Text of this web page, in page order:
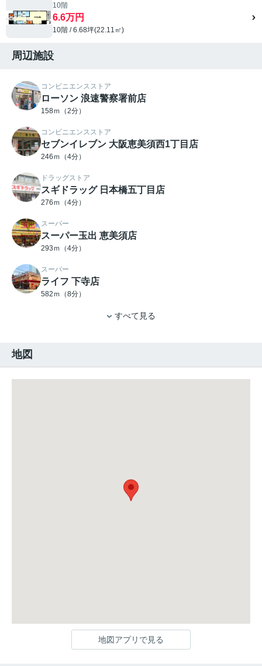
10階
6.6万円
10階 / 6.68坪(22.11㎡)
周辺施設
コンビニエンスストア
ローソン 浪速警察署前店
158ｍ（2分）
コンビニエンスストア
セブンイレブン 大阪恵美須西1丁目店
246ｍ（4分）
ドラッグストア
スギドラッグ 日本橋五丁目店
276ｍ（4分）
スーパー
スーパー玉出 恵美須店
293ｍ（4分）
スーパー
ライフ 下寺店
582ｍ（8分）
すべて見る
地図
地図アプリで見る